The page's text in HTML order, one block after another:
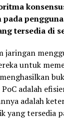
tersedia di
jaringan
untuk
adalah
adalah
yang tersedia